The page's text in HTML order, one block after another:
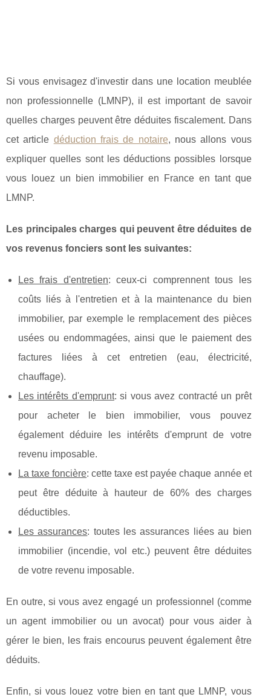
Si vous envisagez d'investir dans une location meublée
non professionnelle (LMNP), il est important de savoir
quelles charges peuvent être déduites fiscalement. Dans
cet article déduction frais de notaire, nous allons vous
expliquer quelles sont les déductions possibles lorsque
vous louez un bien immobilier en France en tant que
LMNP.
Les principales charges qui peuvent être déduites de
vos revenus fonciers sont les suivantes:
Les frais d'entretien: ceux-ci comprennent tous les
coûts liés à l'entretien et à la maintenance du bien
immobilier, par exemple le remplacement des pièces
usées ou endommagées, ainsi que le paiement des
factures liées à cet entretien (eau, électricité,
chauffage).
Les intérêts d'emprunt: si vous avez contracté un prêt
pour acheter le bien immobilier, vous pouvez
également déduire les intérêts d'emprunt de votre
revenu imposable.
La taxe foncière: cette taxe est payée chaque année et
peut être déduite à hauteur de 60% des charges
déductibles.
Les assurances: toutes les assurances liées au bien
immobilier (incendie, vol etc.) peuvent être déduites
de votre revenu imposable.
En outre, si vous avez engagé un professionnel (comme
un agent immobilier ou un avocat) pour vous aider à
gérer le bien, les frais encourus peuvent également être
déduits.
Enfin, si vous louez votre bien en tant que LMNP, vous